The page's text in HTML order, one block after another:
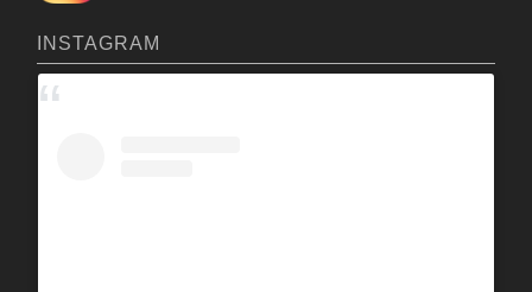
INSTAGRAM